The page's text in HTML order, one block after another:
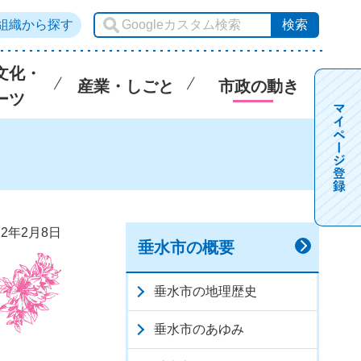
織から探す
化・
ツ
産業・しごと 市政の動き
年2月8日
垂水市の概要
垂水市の地理歴史
垂水市のあゆみ